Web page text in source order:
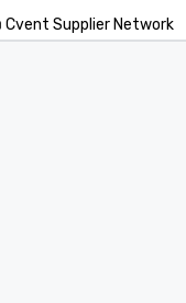
Supplier Network